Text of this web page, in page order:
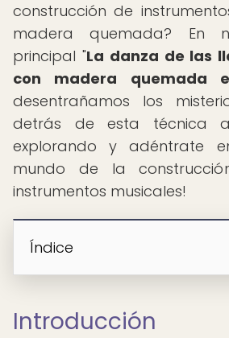
construcción de
madera quemada? En
principal "La danza de las
con madera quemada
desentrañamos los
detrás de esta técnica
explorando y adéntrate
mundo de la
instrumentos musicales!
Índice
Introducción